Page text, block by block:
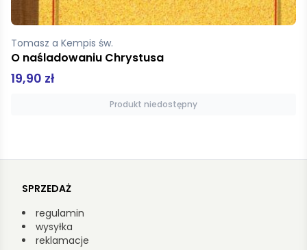
Nowak Artur, Obirek Stanisław
Babilon Kryminalna historia kościoła
46,99 zł
Dodaj do koszyka
SPRZEDAŻ
regulamin
wysyłka
reklamacje